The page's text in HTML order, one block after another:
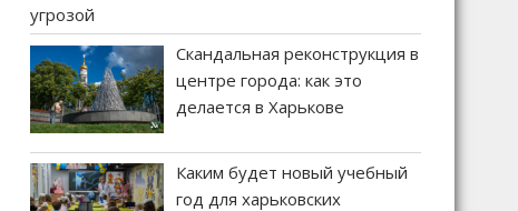
угрозой
Скандальная реконструкция в
центре города: как это
делается в Харькове
Каким будет новый учебный
год для харьковских